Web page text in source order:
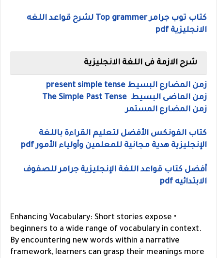
كتاب توب جرامر Top grammer لشرح قواعد اللغه
الانجليزية pdf
شرح الازمة فى اللغة الانجليزية
زمن المضارع البسيط present simple tense
زمن الماضى البسيط The Simple Past Tense
زمن المضارع المستمر
كتاب الفونكس الأفضل لتعليم القراءة باللغة
الإنجليزية هدية مجانية للمعلمين وأولياء الأمور pdf
أفضل كتاب قواعد اللغة الإنجليزية جرامر للصفوف
الابتدائيه pdf
• Enhancing Vocabulary: Short stories expose
beginners to a wide range of vocabulary in context.
By encountering new words within a narrative
framework, learners can grasp their meanings more